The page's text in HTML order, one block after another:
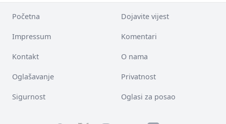
Početna Dojavite vijest
Impressum Komentari
Kontakt O nama
Oglašavanje Privatnost
Sigurnost Oglasi za posao